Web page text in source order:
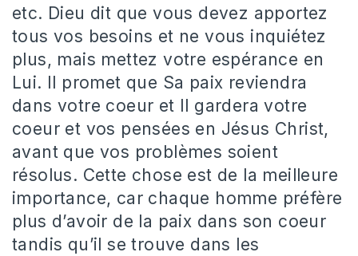
etc. Dieu dit que vous devez apportez
tous vos besoins et ne vous inquiétez
plus, mais mettez votre espérance en
Lui. Il promet que Sa paix reviendra
dans votre coeur et Il gardera votre
coeur et vos pensées en Jésus Christ,
avant que vos problèmes soient
résolus. Cette chose est de la meilleure
importance, car chaque homme préfère
plus d’avoir de la paix dans son coeur
tandis qu’il se trouve dans les